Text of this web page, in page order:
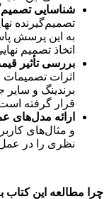
شناسایی
تصمیم‌گیرنده
به این پرسش
اتخاذ تصمیم
بررسی تأثیر
اثرات
برندینگ و
قرار گرفته
ارائه مدل‌های
و مثال‌های
نظری را در عمل
چرا مطالعه این